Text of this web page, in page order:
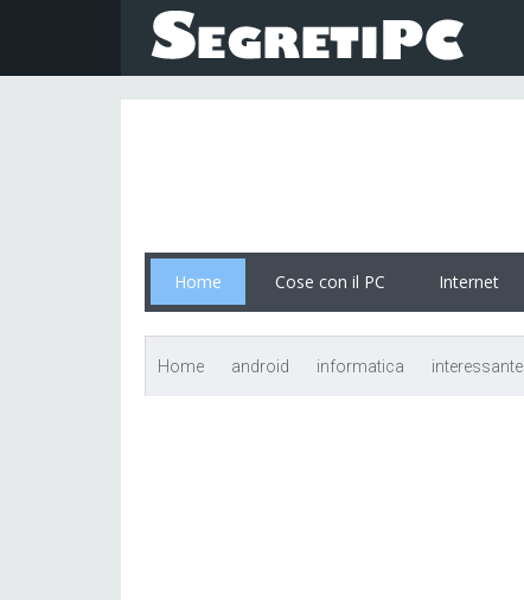
Home Cose con il PC Internet
Home android informatica interessante